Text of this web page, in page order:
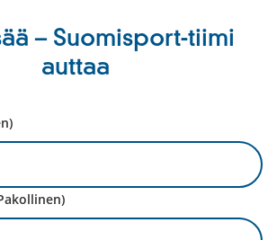
– Suomisport-tiimi
auttaa